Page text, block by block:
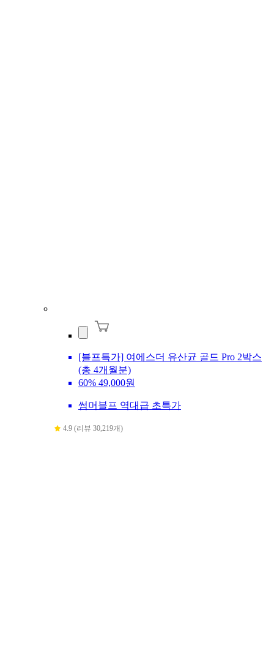
[블프특가] 여에스더 유산균 골드 Pro 2박스
(총 4개월분)
60% 49,000원
썸머블프 역대급 초특가
4.9 (리뷰 30,219개)